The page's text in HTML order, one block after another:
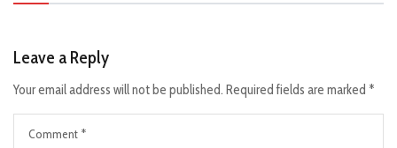
Leave a Reply
Your email address will not be published. Required fields are marked *